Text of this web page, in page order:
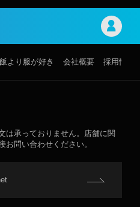
より服が好き 会社概要 採用情報
は承っておりません。店舗に関
お問い合わせください。